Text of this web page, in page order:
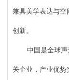
兼具美学表达与空
创新。
中国是全球
关企业，产业优势